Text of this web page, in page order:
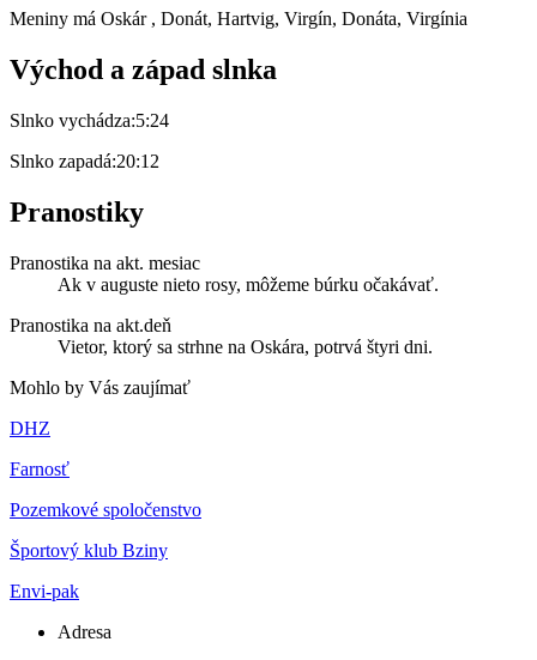
Meniny má Oskár , Donát, Hartvig, Virgín, Donáta, Virgínia
Východ a západ slnka
Slnko vychádza:5:24
Slnko zapadá:20:12
Pranostiky
Pranostika na akt. mesiac
Ak v auguste nieto rosy, môžeme búrku očakávať.
Pranostika na akt.deň
Vietor, ktorý sa strhne na Oskára, potrvá štyri dni.
Mohlo by Vás zaujímať
DHZ
Farnosť
Pozemkové spoločenstvo
Športový klub Bziny
Envi-pak
Adresa